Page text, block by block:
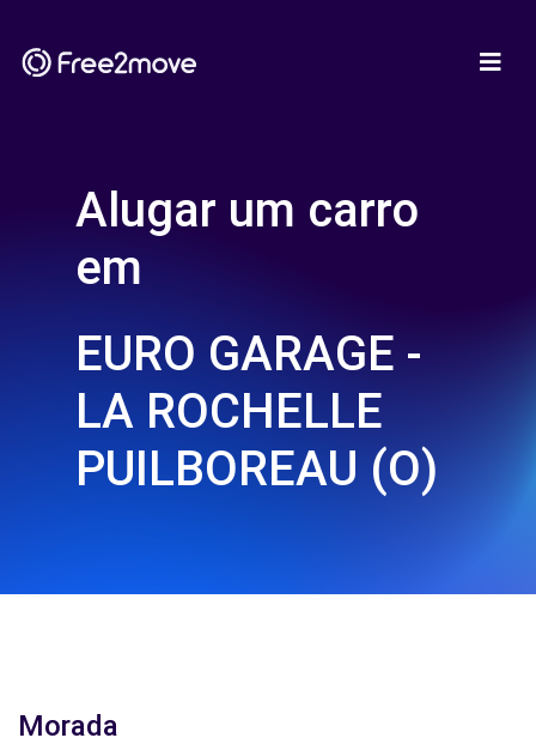
Alugar um carro
em
EURO GARAGE -
LA ROCHELLE
PUILBOREAU (O)
Morada